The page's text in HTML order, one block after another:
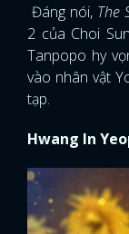
Đáng nói, The
2 của Choi
Tanpopo hy
vào nhân vật
tạp.
Hwang In